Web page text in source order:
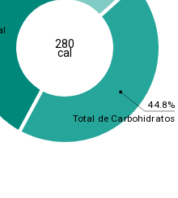
44.8%
Total de Carbohidratos
280
cal